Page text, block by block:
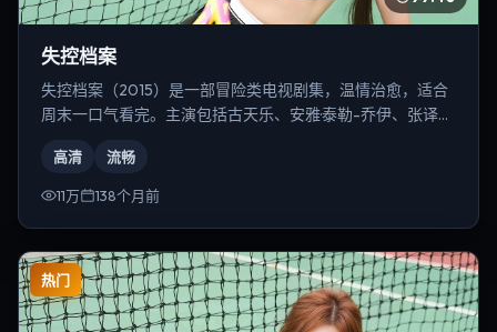
失控档案
失控档案（2015）是一部冒险类电视剧集，温情治愈，适合
周末一口气看完。主演包括古天乐、安雅·泰勒-乔伊、张译
高清 流畅
11万 138个月前
热门